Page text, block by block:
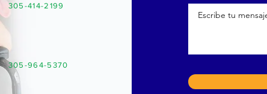
305-414-2199
305-964-5370